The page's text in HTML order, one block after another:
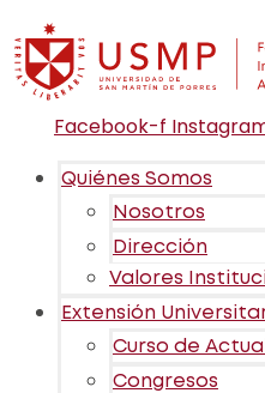
Facebook-f
Quiénes Somos
Nosotros
Dirección
Valores
Extensión
Curso de
Congresos